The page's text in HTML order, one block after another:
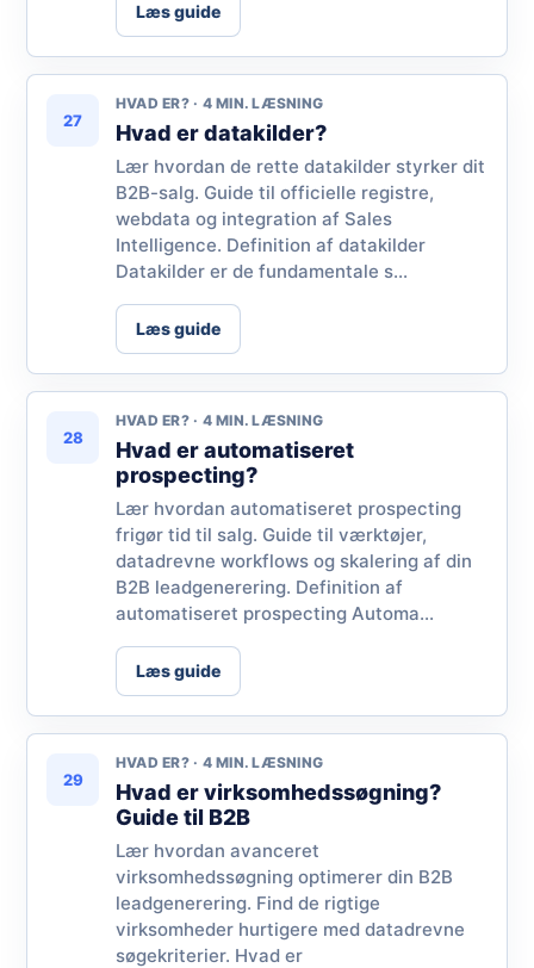
Læs guide
27
HVAD ER? · 4 MIN. LÆSNING
Hvad er datakilder?
Lær hvordan de rette datakilder styrker dit
B2B-salg. Guide til officielle registre,
webdata og integration af Sales
Intelligence. Definition af datakilder
Datakilder er de fundamentale s...
Læs guide
28
HVAD ER? · 4 MIN. LÆSNING
Hvad er automatiseret
prospecting?
Lær hvordan automatiseret prospecting
frigør tid til salg. Guide til værktøjer,
datadrevne workflows og skalering af din
B2B leadgenerering. Definition af
automatiseret prospecting Automa...
Læs guide
29
HVAD ER? · 4 MIN. LÆSNING
Hvad er virksomhedssøgning?
Guide til B2B
Lær hvordan avanceret
virksomhedssøgning optimerer din B2B
leadgenerering. Find de rigtige
virksomheder hurtigere med datadrevne
søgekriterier. Hvad er